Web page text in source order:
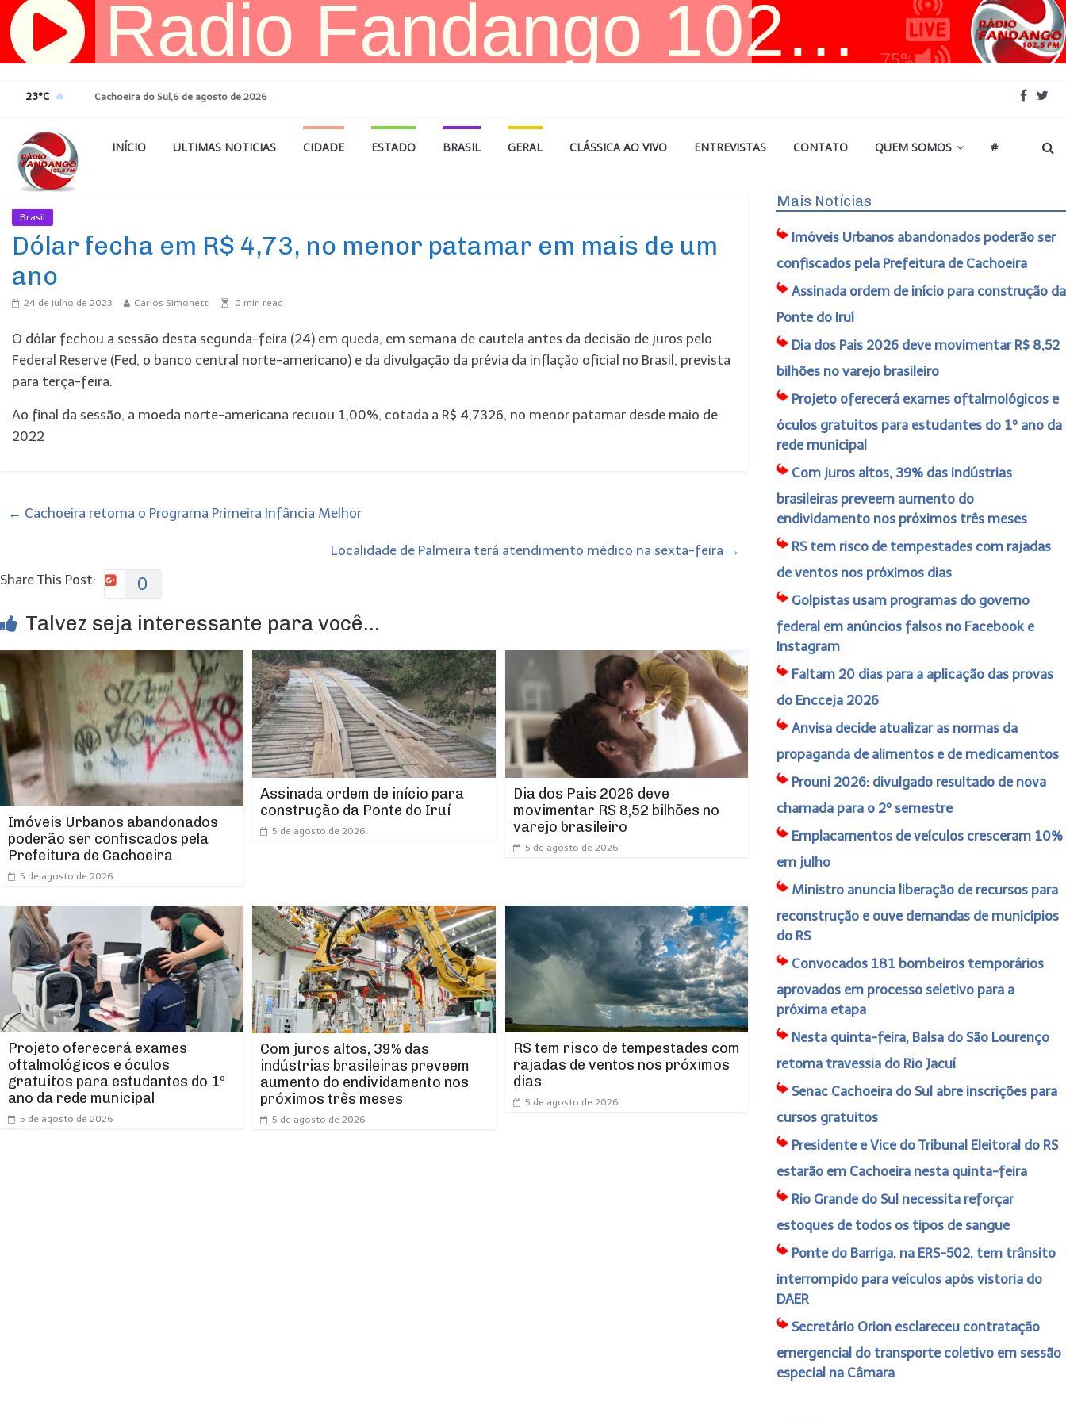
Pular
para
23°C Cachoeira do Sul,6 de agosto de 2026
INÍCIO ULTIMAS NOTICIAS CIDADE ESTADO BRASIL GERAL CLÁSSICA AO VIVO ENTREVISTAS CONTATO QUEM SOMOS #
Brasil
Dólar fecha em R$ 4,73, no menor patamar em mais de um
ano
24 de julho de 2023 Carlos Simonetti 0 min read
O dólar fechou a sessão desta segunda-feira (24) em queda, em semana de cautela antes da decisão de juros pelo
Federal Reserve (Fed, o banco central norte-americano) e da divulgação da prévia da inflação oficial no Brasil, prevista
para terça-feira.
Ao final da sessão, a moeda norte-americana recuou 1,00%, cotada a R$ 4,7326, no menor patamar desde maio de
2022
← Cachoeira retoma o Programa Primeira Infância Melhor
Localidade de Palmeira terá atendimento médico na sexta-feira →
Share This Post:
0
Talvez seja interessante para você...
Imóveis Urbanos abandonados
poderão ser confiscados pela
Prefeitura de Cachoeira
5 de agosto de 2026
Assinada ordem de início para
construção da Ponte do Iruí
5 de agosto de 2026
Dia dos Pais 2026 deve
movimentar R$ 8,52 bilhões no
varejo brasileiro
5 de agosto de 2026
Projeto oferecerá exames
oftalmológicos e óculos
gratuitos para estudantes do 1º
ano da rede municipal
5 de agosto de 2026
Com juros altos, 39% das
indústrias brasileiras preveem
aumento do endividamento nos
próximos três meses
5 de agosto de 2026
RS tem risco de tempestades com
rajadas de ventos nos próximos
dias
5 de agosto de 2026
Mais Notícias
Imóveis Urbanos abandonados poderão ser
confiscados pela Prefeitura de Cachoeira
Assinada ordem de início para construção da
Ponte do Iruí
Dia dos Pais 2026 deve movimentar R$ 8,52
bilhões no varejo brasileiro
Projeto oferecerá exames oftalmológicos e
óculos gratuitos para estudantes do 1º ano da
rede municipal
Com juros altos, 39% das indústrias
brasileiras preveem aumento do
endividamento nos próximos três meses
RS tem risco de tempestades com rajadas
de ventos nos próximos dias
Golpistas usam programas do governo
federal em anúncios falsos no Facebook e
Instagram
Faltam 20 dias para a aplicação das provas
do Encceja 2026
Anvisa decide atualizar as normas da
propaganda de alimentos e de medicamentos
Prouni 2026: divulgado resultado de nova
chamada para o 2º semestre
Emplacamentos de veículos cresceram 10%
em julho
Ministro anuncia liberação de recursos para
reconstrução e ouve demandas de municípios
do RS
Convocados 181 bombeiros temporários
aprovados em processo seletivo para a
próxima etapa
Nesta quinta-feira, Balsa do São Lourenço
retoma travessia do Rio Jacuí
Senac Cachoeira do Sul abre inscrições para
cursos gratuitos
Presidente e Vice do Tribunal Eleitoral do RS
estarão em Cachoeira nesta quinta-feira
Rio Grande do Sul necessita reforçar
estoques de todos os tipos de sangue
Ponte do Barriga, na ERS-502, tem trânsito
interrompido para veículos após vistoria do
DAER
Secretário Orion esclareceu contratação
emergencial do transporte coletivo em sessão
especial na Câmara